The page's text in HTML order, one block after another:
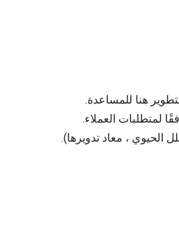
هنا للمساعدة.
لمتطلبات العملاء.
الحيوي ، معاد تدويرها).